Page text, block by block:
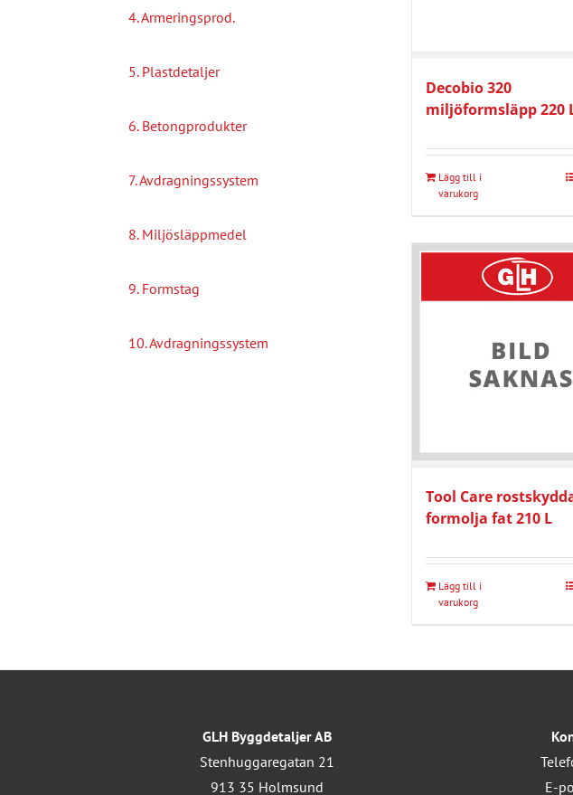
Decobio 320
miljöformsläpp 220
Lägg till i
varukorg
Tool Care
formolja fat 210 L
Lägg till i
varukorg
4. Armeringsprod.
5. Plastdetaljer
6. Betongprodukter
7. Avdragningssystem
8. Miljösläppmedel
9. Formstag
10. Avdragningssystem
GLH Byggdetaljer AB
Stenhuggaregatan 21
913 35 Holmsund
E-